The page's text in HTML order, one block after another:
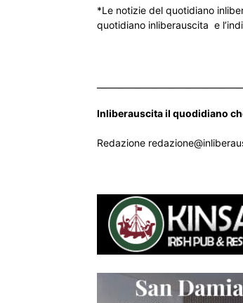
*Le notizie del quotidiano
quotidiano inliberauscita e
Inliberauscita il quodidiano
Redazione